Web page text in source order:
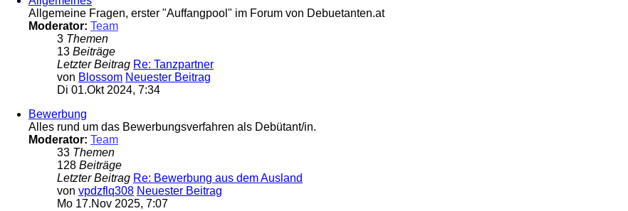
Allgemeine Fragen, erster "Auffangpool" im Forum von Debuetanten.at
Moderator: Team
3 Themen
13 Beiträge
Letzter Beitrag Re: Tanzpartner
von Blossom Neuester Beitrag
Di 01.Okt 2024, 7:34
Bewerbung
Alles rund um das Bewerbungsverfahren als Debütant/in.
Moderator: Team
33 Themen
128 Beiträge
Letzter Beitrag Re: Bewerbung aus dem Ausland
von vpdzflq308 Neuester Beitrag
Mo 17.Nov 2025, 7:07